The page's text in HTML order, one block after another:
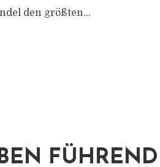
den größten...
FÜHREND